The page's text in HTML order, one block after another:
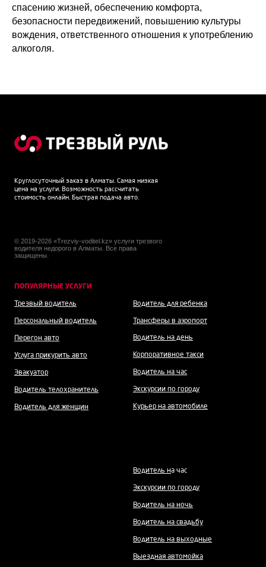
спасению жизней, обеспечению комфорта,
безопасности передвижений, повышению культуры
вождения, ответственного отношения к употреблению
алкоголя.
Круглосуточный заказ в Алматы. Самая низкая
цена на услуги. Возможность рассчитать
стоимость онлайн. Быстрая подача авто.
© 2019-2026 «Trezviy-voditel.kz» услуги трезвого
водителя недорого в Алматы. Все права
защищены.
ПОПУЛЯРНЫЕ УСЛУГИ
Трезвый водитель
Персональный водитель
Перегон авто
Услуга прикурить авто
Эвакуатор
Водитель телохранитель
Водитель для женщин
Водитель для ребенка
Трансферы в аэропорт
Водитель на день
Корпоративное такси
Водитель на час
Экскурсии по городу
Курьер на автомобиле
Водитель на час
Экскурсии по городу
Водитель на ночь
Водитель на свадьбу
Водитель на выходные
Выездная автомойка